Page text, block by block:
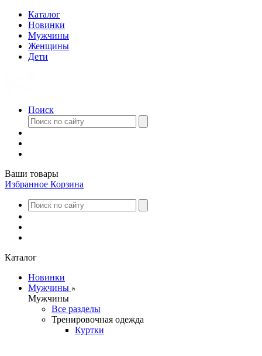
Каталог
Новинки
Мужчины
Женщины
Дети
Поиск
Ваши товары
Избранное Корзина
Каталог
Новинки
Мужчины
Мужчины
Все разделы
Тренировочная одежда
Куртки